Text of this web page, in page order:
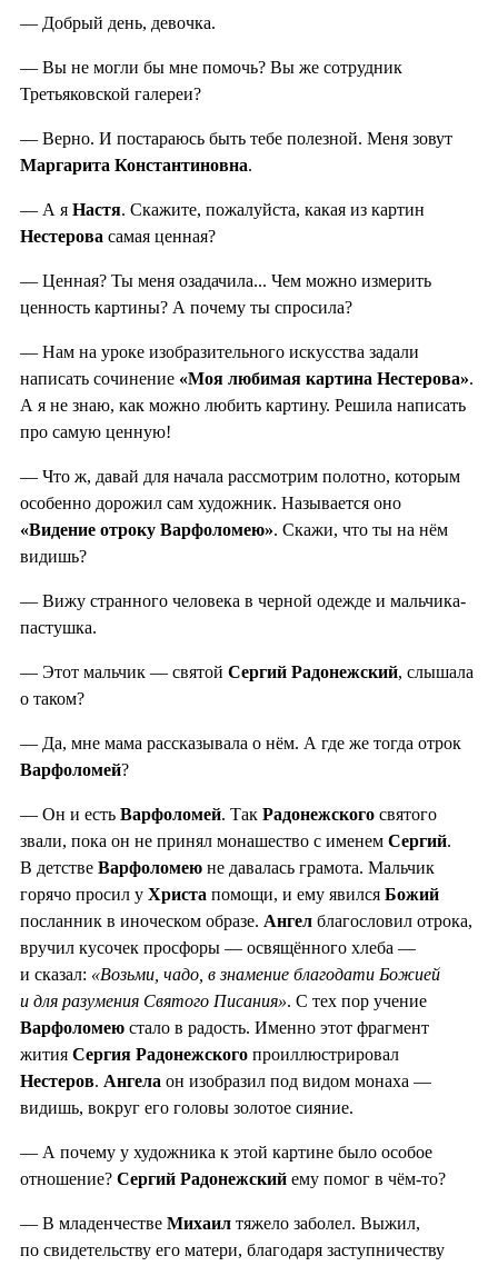
— Добрый день, девочка.
— Вы не могли бы мне помочь? Вы же сотрудник
Третьяковской галереи?
— Верно. И постараюсь быть тебе полезной. Меня зовут
Маргарита Константиновна.
— А я Настя. Скажите, пожалуйста, какая из картин
Нестерова самая ценная?
— Ценная? Ты меня озадачила... Чем можно измерить
ценность картины? А почему ты спросила?
— Нам на уроке изобразительного искусства задали
написать сочинение «Моя любимая картина Нестерова».
А я не знаю, как можно любить картину. Решила написать
про самую ценную!
— Что ж, давай для начала рассмотрим полотно, которым
особенно дорожил сам художник. Называется оно
«Видение отроку Варфоломею». Скажи, что ты на нём
видишь?
— Вижу странного человека в черной одежде и мальчика-
пастушка.
— Этот мальчик — святой Сергий Радонежский, слышала
о таком?
— Да, мне мама рассказывала о нём. А где же тогда отрок
Варфоломей?
— Он и есть Варфоломей. Так Радонежского святого
звали, пока он не принял монашество с именем Сергий.
В детстве Варфоломею не давалась грамота. Мальчик
горячо просил у Христа помощи, и ему явился Божий
посланник в иноческом образе. Ангел благословил отрока,
вручил кусочек просфоры — освящённого хлеба —
и сказал: «Возьми, чадо, в знамение благодати Божией
и для разумения Святого Писания». С тех пор учение
Варфоломею стало в радость. Именно этот фрагмент
жития Сергия Радонежского проиллюстрировал
Нестеров. Ангела он изобразил под видом монаха —
видишь, вокруг его головы золотое сияние.
— А почему у художника к этой картине было особое
отношение? Сергий Радонежский ему помог в чём-то?
— В младенчестве Михаил тяжело заболел. Выжил,
по свидетельству его матери, благодаря заступничеству